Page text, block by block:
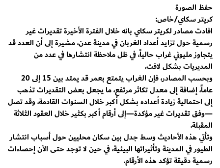
حفظ الصورة
كريتر سكاي/خاص:
افادت مصادر لكريتر سكاي بانه خلال الفترة الأخيرة تقديرات غير
رسمية حول تزايد أعداد الغربان في مدينة عدن، مشيرة إلى أن العدد قد
يتجاوز مليوني غراب حالياً، في ظل ملاحظة انتشارها في عدد من
المديريات بشكل لافت.
وبحسب المصادر، فإن الغراب يتمتع بعمر قد يمتد بين 15 إلى 20
عاماً، إضافة إلى معدل تكاثر مرتفع، ما يجعل بعض التقديرات تذهب
إلى احتمالية زيادة أعداده بشكل أكبر خلال السنوات القادمة، وقد تصل
—وفق تقديرات غير مؤكدة—إلى أرقام أكبر بكثير خلال العقود الثلاثة
المقبلة.
وتأتي هذه الأحاديث وسط جدل بين سكان محليين حول أسباب انتشار
الطيور في المدينة وتأثيراتها البيئية، في حين لا توجد حتى الآن إحصاءات
رسمية دقيقة تؤكد هذه الأرقام.